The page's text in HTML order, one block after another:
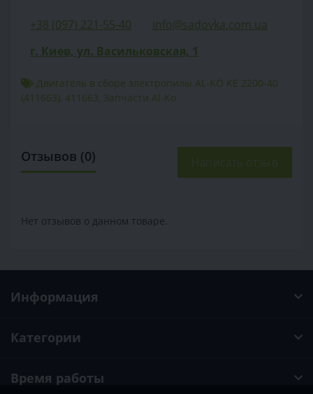
+38 (097) 221-55-40
info@sadovka.com.ua
г. Киев, ул. Васильковская, 1
Двигатель в сборе электропилы AL-KO KE 2200-40
(411663), 411663, Запчасти Al-Ko
Отзывов (0) Написать отзыв
Нет отзывов о данном товаре.
Информация
Категории
Время работы